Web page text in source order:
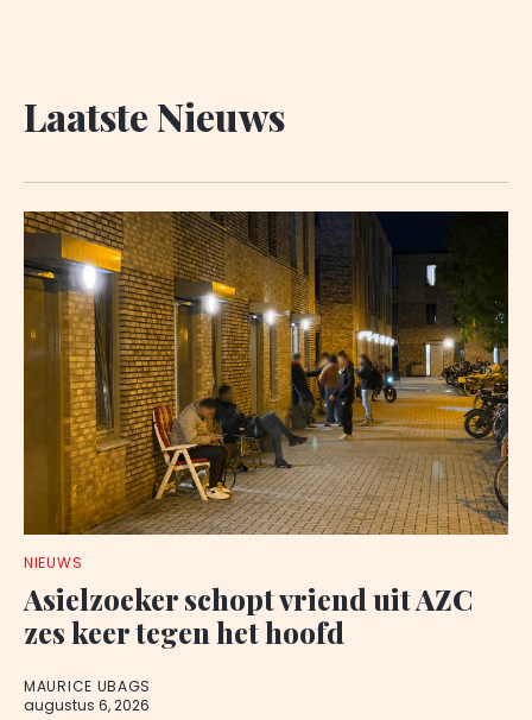
Laatste Nieuws
NIEUWS
Asielzoeker schopt vriend uit AZC
zes keer tegen het hoofd
MAURICE UBAGS
augustus 6, 2026